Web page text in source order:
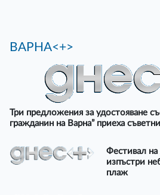
ВАРНА<+>
Три предложения за удостояване
гражданин на Варна” приеха
Фестивал
изпъстри
плаж